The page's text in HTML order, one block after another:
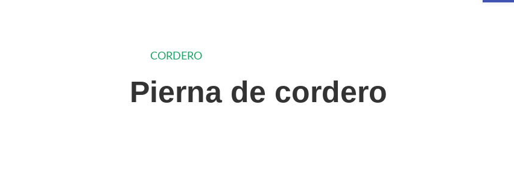
CORDERO
Pierna de cordero